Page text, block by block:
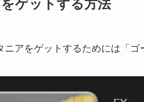
ゲットする方法
ニアをゲットするためには「ゴ